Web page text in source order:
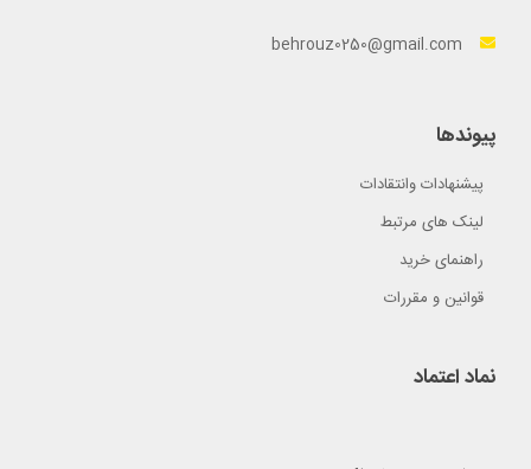
behrouz0250@gmail.com
پیوندها
پیشنهادات وانتقادات
لینک های مرتبط
راهنمای خرید
قوانین و مقررات
نماد اعتماد